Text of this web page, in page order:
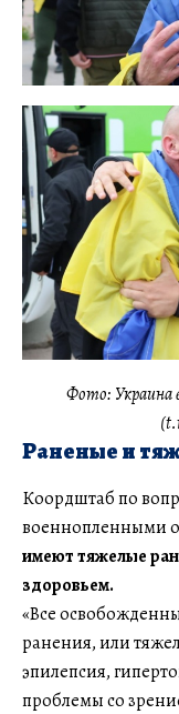
Фото: Украина
Раненые и
Коордштаб по
военнопленными
имеют тяжелые
здоровьем.
«Все
ранения, или
эпилепсия,
проблемы со